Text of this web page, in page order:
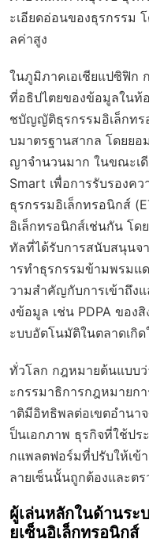
ะเอียดอ่อนของธุรกรรม
ลค่าสูง
ในภูมิภาคเอเชียแปซิฟิก
ที่อธิปไตยของข้อมูลในท้
ชบัญญัติธุรกรรมอิเล็กทร
บมาตรฐานสากล โดยย
ญาจำนวนมาก ในขณะเดี
Smart เพื่อการรับรอง
ธุรกรรมอิเล็กทรอนิกส์
อิเล็กทรอนิกส์เช่นกัน โด
ทัลที่ได้รับการสนับสนุนจ
ารทำธุรกรรมข้ามพรมแ
วามสำคัญกับการเข้าถึง
งข้อมูล เช่น PDPA ของ
ะบบอัตโนมัติในตลาดเกิ
ทั่วโลก กฎหมายต้นแบบ
ะกรรมาธิการกฎหมายก
าติมีอิทธิพลต่อเขตอำนา
ป็นเอกภาพ ธุรกิจที่ใช้ปร
กแพลตฟอร์มที่ปรับให้เข้
ลายเซ็นนั้นถูกต้องและต
ผู้เล่นหลักในด้านร
ยเซ็นอิเล็กทรอนิกส์